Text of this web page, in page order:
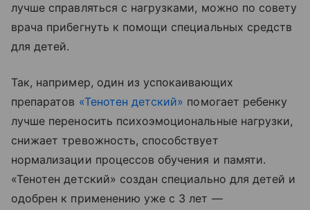
лучше справляться с нагрузками, можно по совету
врача прибегнуть к помощи специальных средств
для детей.
Так, например, один из успокаивающих
препаратов «Тенотен детский» помогает ребенку
лучше переносить психоэмоциональные нагрузки,
снижает тревожность, способствует
нормализации процессов обучения и памяти.
«Тенотен детский» создан специально для детей и
одобрен к применению уже с 3 лет —